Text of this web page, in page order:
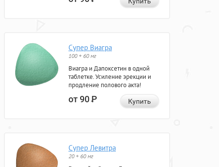
Супер Виагра
100 + 60 мг
Виагра и Дапоксетин в одной
таблетке. Усиление эрекции и
продление полового акта!
от 90Р Купить
Супер Левитра
20 + 60 мг